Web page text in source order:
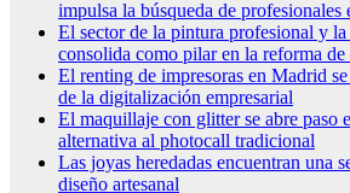
impulsa la búsqueda de profesionales
El sector de la pintura profesional y la
consolida como pilar en la reforma de
El renting de impresoras en Madrid
de la digitalización empresarial
El maquillaje con glitter se abre paso
alternativa al photocall tradicional
Las joyas heredadas encuentran una
diseño artesanal